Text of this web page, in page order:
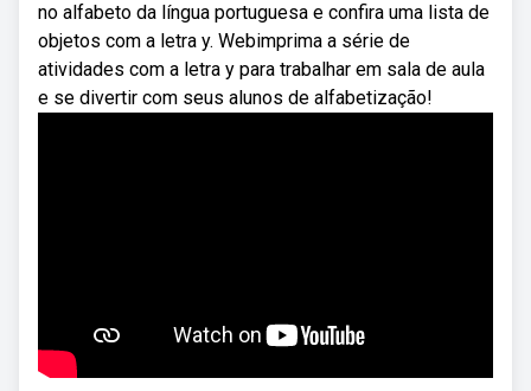
no alfabeto da língua portuguesa e confira uma lista de
objetos com a letra y. Webimprima a série de
atividades com a letra y para trabalhar em sala de aula
e se divertir com seus alunos de alfabetização!